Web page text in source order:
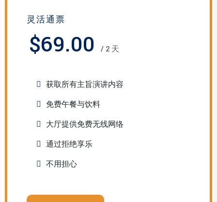
灵活通票
$69.00 / 2 天
获取所有主旨演讲内容
免费午餐与饮料
大厅提供免费无线网络
通过拒绝享乐
不用担心